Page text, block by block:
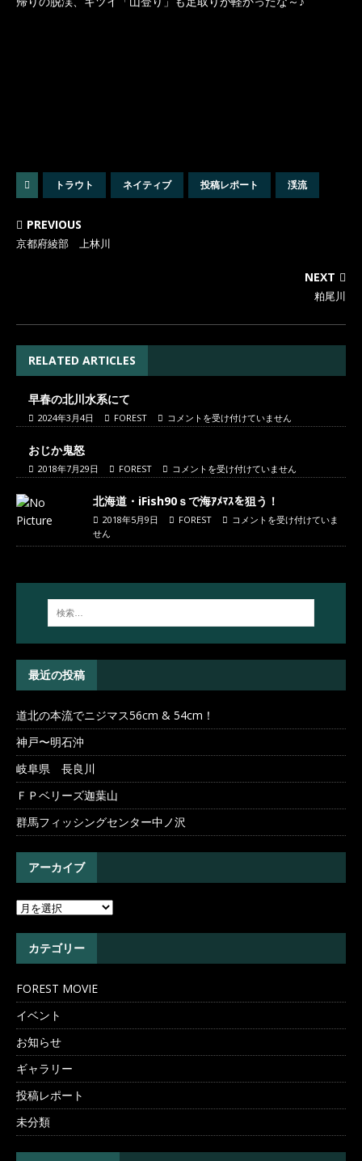
トラウト ネイティブ 投稿レポート 渓流
PREVIOUS
京都府綾部 上林川
NEXT
粕尾川
RELATED ARTICLES
早春の北川水系にて
2024年3月4日 FOREST コメントを受け付けていません
おじか鬼怒
2018年7月29日 FOREST コメントを受け付けていません
北海道・iFish90ｓで海ｱﾒﾏｽを狙う！
2018年5月9日 FOREST
コメントを受け付けていま
せん
最近の投稿
道北の本流でニジマス56cm & 54cm！
神戸〜明石沖
岐阜県 長良川
ＦＰベリーズ迦葉山
群馬フィッシングセンター中ノ沢
アーカイブ
カテゴリー
FOREST MOVIE
イベント
お知らせ
ギャラリー
投稿レポート
未分類